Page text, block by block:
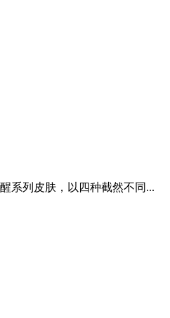
系列皮肤，以四种截然不同...